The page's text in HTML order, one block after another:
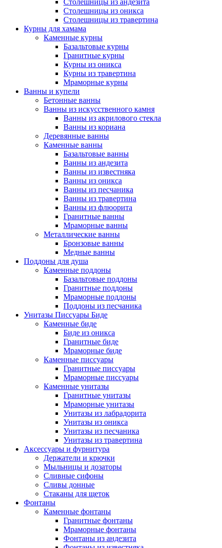
Столешницы из андезита
Столешницы из оникса
Столешницы из травертина
Курны для хамама
Каменные курны
Базальтовые курны
Гранитные курны
Курны из оникса
Курны из травертина
Мраморные курны
Ванны и купели
Бетонные ванны
Ванны из искусственного камня
Ванны из акрилового стекла
Ванны из кориана
Деревянные ванны
Каменные ванны
Базальтовые ванны
Ванны из андезита
Ванны из известняка
Ванны из оникса
Ванны из песчаника
Ванны из травертина
Ванны из флюорита
Гранитные ванны
Мраморные ванны
Металлические ванны
Бронзовые ванны
Медные ванны
Поддоны для душа
Каменные поддоны
Базальтовые поддоны
Гранитные поддоны
Мраморные поддоны
Поддоны из песчаника
Унитазы Писсуары Биде
Каменные биде
Биде из оникса
Гранитные биде
Мраморные биде
Каменные писсуары
Гранитные писсуары
Мраморные писсуары
Каменные унитазы
Гранитные унитазы
Мраморные унитазы
Унитазы из лабрадорита
Унитазы из оникса
Унитазы из песчаника
Унитазы из травертина
Аксессуары и фурнитура
Держатели и крючки
Мыльницы и дозаторы
Сливные сифоны
Сливы донные
Стаканы для щеток
Фонтаны
Каменные фонтаны
Гранитные фонтаны
Мраморные фонтаны
Фонтаны из андезита